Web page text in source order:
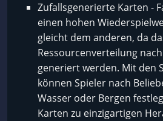
Zufallsgenerierte Karten -
einen hohen
gleicht dem anderen, da
Ressourcenverteilung
generiert werden. Mit den
können Spieler nach
Wasser oder Bergen
Karten zu einzigartigen